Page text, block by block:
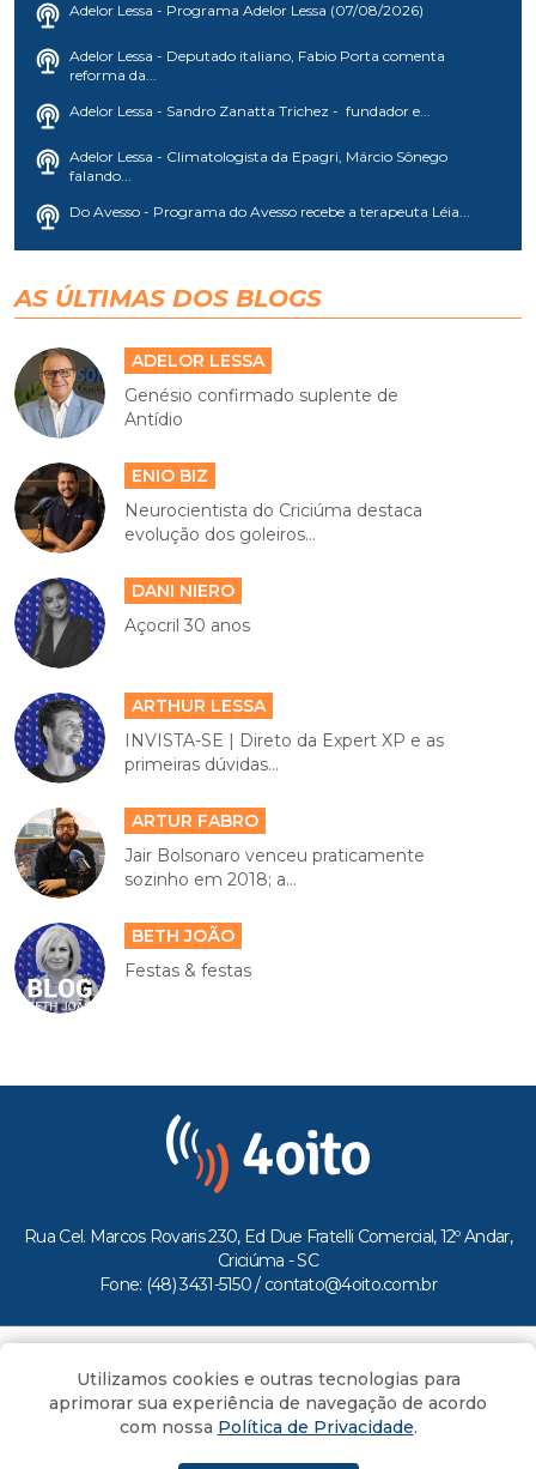
Adelor Lessa - Programa Adelor Lessa (07/08/2026)
Adelor Lessa - Deputado italiano, Fabio Porta comenta
reforma da...
Adelor Lessa - Sandro Zanatta Trichez - fundador e...
Adelor Lessa - Climatologista da Epagri, Márcio Sônego
falando...
Do Avesso - Programa do Avesso recebe a terapeuta Léia...
AS ÚLTIMAS DOS BLOGS
ADELOR LESSA
Genésio confirmado suplente de
Antídio
ENIO BIZ
Neurocientista do Criciúma destaca
evolução dos goleiros...
DANI NIERO
Açocril 30 anos
ARTHUR LESSA
INVISTA-SE | Direto da Expert XP e as
primeiras dúvidas...
ARTUR FABRO
Jair Bolsonaro venceu praticamente
sozinho em 2018; a...
BETH JOÃO
Festas & festas
Rua Cel. Marcos Rovaris 230, Ed Due Fratelli Comercial, 12º Andar,
Criciúma - SC
Fone: (48) 3431-5150 / contato@4oito.com.br
Todos os direitos reservados ao Portal 4oito
Utilizamos cookies e outras tecnologias para
aprimorar sua experiência de navegação de acordo
com nossa Política de Privacidade.